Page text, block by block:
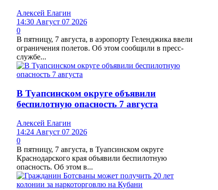
Алексей Елагин
14:30 Август 07 2026
0
В пятницу, 7 августа, в аэропорту Геленджика ввели
ограничения полетов. Об этом сообщили в пресс-
службе...
В Туапсинском округе объявили
беспилотную опасность 7 августа
Алексей Елагин
14:24 Август 07 2026
0
В пятницу, 7 августа, в Туапсинском округе
Краснодарского края объявили беспилотную
опасность. Об этом в...